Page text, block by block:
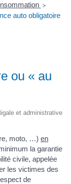
>
auto obligatoire
ou « au
et administrative
moto, …) en
la garantie
civile, appelée
les victimes des
de